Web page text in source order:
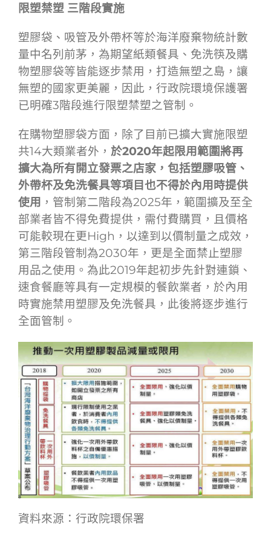
限塑禁塑 三階段實施
塑膠袋、吸管及外帶杯等於海洋廢棄物統計數
量中名列前茅，為期望紙類餐具、免洗筷及購
物塑膠袋等皆能逐步禁用，打造無塑之島，讓
無塑的國家更美麗，因此，行政院環境保護署
已明確3階段進行限塑禁塑之管制。
在購物塑膠袋方面，除了目前已擴大實施限塑
共14大類業者外， 於2020年起限用範圍將再
擴大為所有開立發票之店家，包括塑膠吸管、
外帶杯及免洗餐具等項目也不得於內用時提供
使用 ，管制第二階段為2025年，範圍擴及至全
部業者皆不得免費提供，需付費購買，且價格
可能較現在更High，以達到以價制量之成效，
第三階段管制為2030年，更是全面禁止塑膠
用品之使用。為此2019年起初步先針對連鎖、
速食餐廳等具有一定規模的餐飲業者，於內用
時實施禁用塑膠及免洗餐具，此後將逐步進行
全面管制。
資料來源：行政院環保署